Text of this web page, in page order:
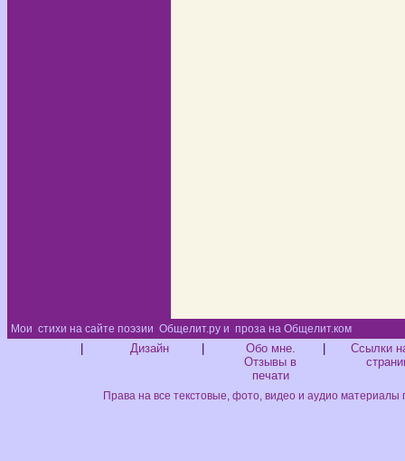
Мои стихи на сайте поэзии Общелит.ру и проза на Общелит.ком
Дизайн
Обо мне.
Отзывы в
печати
Ссылки
Права на все текстовые, фото, видео и аудио